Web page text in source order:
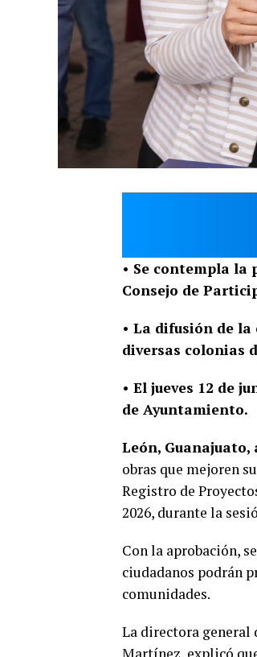
• Se contempla la
Consejo de
• La difusión de
diversas colonias
• El jueves 12 de
de Ayuntamiento.
León, Guanajuato,
obras que mejoren
Registro de
2026, durante la
Con la aprobación,
ciudadanos podrán
comunidades.
La directora general
Martínez, explicó